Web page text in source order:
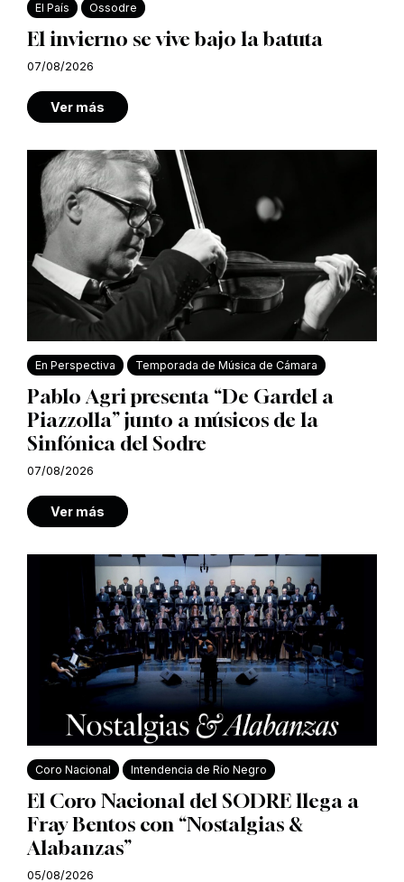
El País Ossodre
El invierno se vive bajo la batuta
07/08/2026
Ver más
En Perspectiva Temporada de Música de Cámara
Pablo Agri presenta “De Gardel a
Piazzolla” junto a músicos de la
Sinfónica del Sodre
07/08/2026
Ver más
Coro Nacional Intendencia de Río Negro
El Coro Nacional del SODRE llega a
Fray Bentos con “Nostalgias &
Alabanzas”
05/08/2026